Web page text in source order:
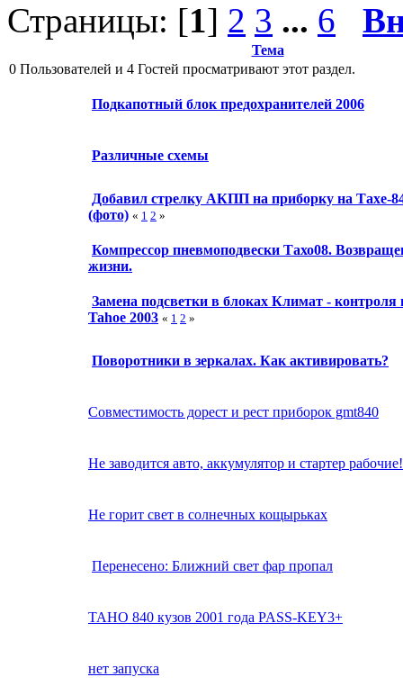
Страницы: [1] 2 3 ... 6
Тема
0 Пользователей и 4 Гостей просматривают этот раздел.
Подкапотный блок предохранителей 2006
Различные схемы
Добавил стрелку АКПП на приборку на Тахе-
(фото) « 1 2 »
Компрессор пневмоподвески Тахо08.
жизни.
Замена подсветки в блоках Климат - контроля
Tahoe 2003 « 1 2 »
Поворотники в зеркалах. Как активировать?
Совместимость дорест и рест приборок gmt840
Не заводится авто, аккумулятор и стартер рабочие!
Не горит свет в солнечных кощырьках
Перенесено: Ближний свет фар пропал
TAHO 840 кузов 2001 года PASS-KEY3+
нет запуска